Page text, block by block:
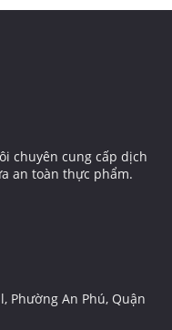
chuyên cung cấp dịch
an toàn thực phẩm.
Phường An Phú, Quận